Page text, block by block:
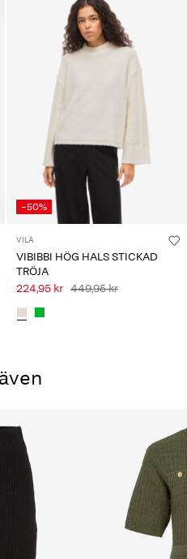
-50%
VILA
VIBIBBI HÖG HALS STICKAD
TRÖJA
224,95 kr 449,95 kr